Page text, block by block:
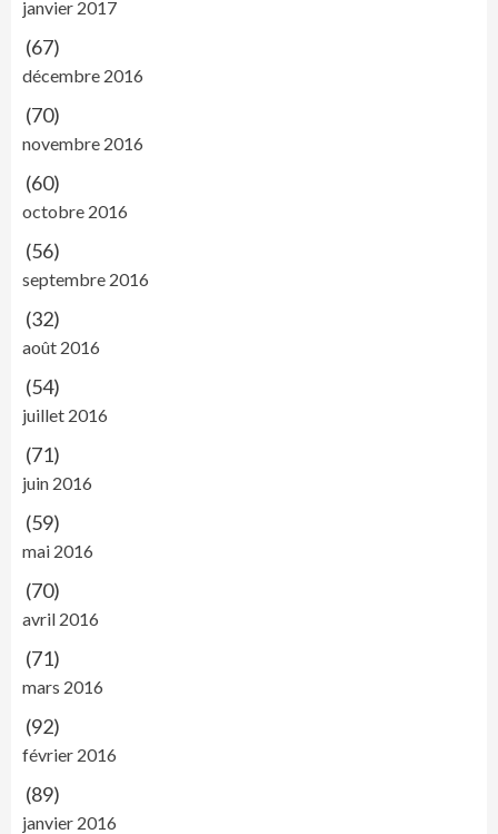
janvier 2017
(67)
décembre 2016
(70)
novembre 2016
(60)
octobre 2016
(56)
septembre 2016
(32)
août 2016
(54)
juillet 2016
(71)
juin 2016
(59)
mai 2016
(70)
avril 2016
(71)
mars 2016
(92)
février 2016
(89)
janvier 2016